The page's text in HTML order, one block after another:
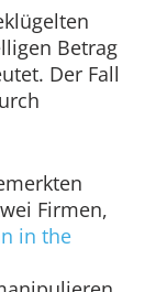
Betrag
Der Fall
Firmen,
in the